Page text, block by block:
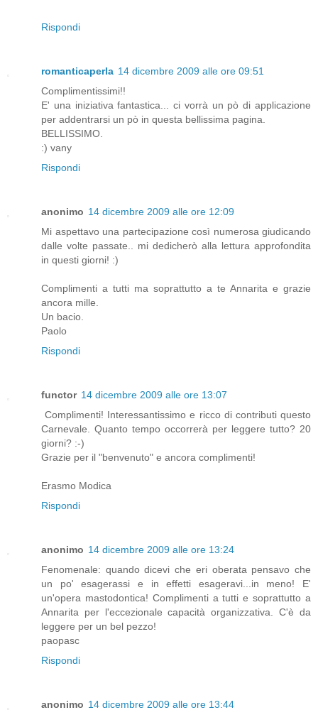
Rispondi
romanticaperla 14 dicembre 2009 alle ore 09:51
Complimentissimi!!
E' una iniziativa fantastica... ci vorrà un pò di applicazione
per addentrarsi un pò in questa bellissima pagina.
BELLISSIMO.
:) vany
Rispondi
anonimo 14 dicembre 2009 alle ore 12:09
Mi aspettavo una partecipazione così numerosa giudicando
dalle volte passate.. mi dedicherò alla lettura approfondita
in questi giorni! :)
Complimenti a tutti ma soprattutto a te Annarita e grazie
ancora mille.
Un bacio.
Paolo
Rispondi
functor 14 dicembre 2009 alle ore 13:07
Complimenti! Interessantissimo e ricco di contributi questo
Carnevale. Quanto tempo occorrerà per leggere tutto? 20
giorni? :-)
Grazie per il "benvenuto" e ancora complimenti!
Erasmo Modica
Rispondi
anonimo 14 dicembre 2009 alle ore 13:24
Fenomenale: quando dicevi che eri oberata pensavo che
un po' esagerassi e in effetti esageravi...in meno! E'
un'opera mastodontica! Complimenti a tutti e soprattutto a
Annarita per l'eccezionale capacità organizzativa. C'è da
leggere per un bel pezzo!
paopasc
Rispondi
anonimo 14 dicembre 2009 alle ore 13:44